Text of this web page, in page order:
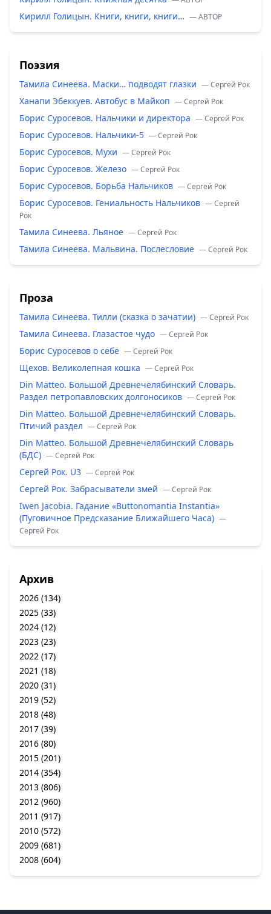
Кирилл Голицын. Книги, книги, книги… — ABTOP
Поэзия
Тамила Синеева. Маски… подводят глазки — Сергей Рок
Ханапи Эбеккуев. Автобус в Майкоп — Сергей Рок
Борис Суросевов. Нальчики и директора — Сергей Рок
Борис Суросевов. Нальчики-5 — Сергей Рок
Борис Суросевов. Мухи — Сергей Рок
Борис Суросевов. Железо — Сергей Рок
Борис Суросевов. Борьба Нальчиков — Сергей Рок
Борис Суросевов. Гениальность Нальчиков — Сергей
Рок
Тамила Синеева. Льяное — Сергей Рок
Тамила Синеева. Мальвина. Послесловие — Сергей Рок
Проза
Тамила Синеева. Тилли (сказка о зачатии) — Сергей Рок
Тамила Синеева. Глазастое чудо — Сергей Рок
Борис Суросевов о себе — Сергей Рок
Щехов. Великолепная кошка — Сергей Рок
Din Matteo. Большой Древнечелябинский Словарь.
Раздел петропавловских долгоносиков — Сергей Рок
Din Matteo. Большой Древнечелябинский Словарь.
Птичий раздел — Сергей Рок
Din Matteo. Большой Древнечелябинский Словарь
(БДС) — Сергей Рок
Сергей Рок. U3 — Сергей Рок
Сергей Рок. Забрасыватели змей — Сергей Рок
Iwen Jacobia. Гадание «Buttonomantia Instantia»
(Пуговичное Предсказание Ближайшего Часа) —
Сергей Рок
Архив
2026 (134)
2025 (33)
2024 (12)
2023 (23)
2022 (17)
2021 (18)
2020 (31)
2019 (52)
2018 (48)
2017 (39)
2016 (80)
2015 (201)
2014 (354)
2013 (806)
2012 (960)
2011 (917)
2010 (572)
2009 (681)
2008 (604)